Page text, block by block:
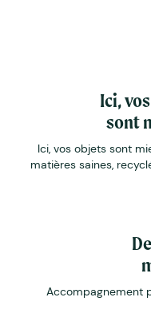
Ici,
sont
Ici, vos objets sont
matières saines,
Accompagnement